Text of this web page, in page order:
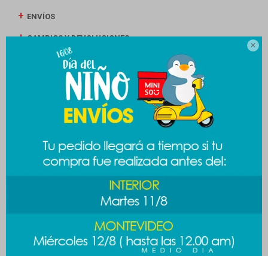

ENVÍOS
CAMBIOS Y DEVOLUCIONES
MEDIOS DE PAGO
Productos que te pueden interesar